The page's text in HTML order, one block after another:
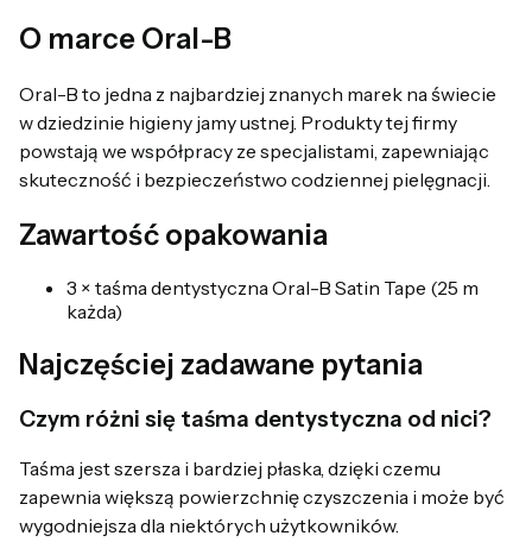
O marce Oral-B
Oral-B to jedna z najbardziej znanych marek na świecie
w dziedzinie higieny jamy ustnej. Produkty tej firmy
powstają we współpracy ze specjalistami, zapewniając
skuteczność i bezpieczeństwo codziennej pielęgnacji.
Zawartość opakowania
3 × taśma dentystyczna Oral-B Satin Tape (25 m
każda)
Najczęściej zadawane pytania
Czym różni się taśma dentystyczna od nici?
Taśma jest szersza i bardziej płaska, dzięki czemu
zapewnia większą powierzchnię czyszczenia i może być
wygodniejsza dla niektórych użytkowników.